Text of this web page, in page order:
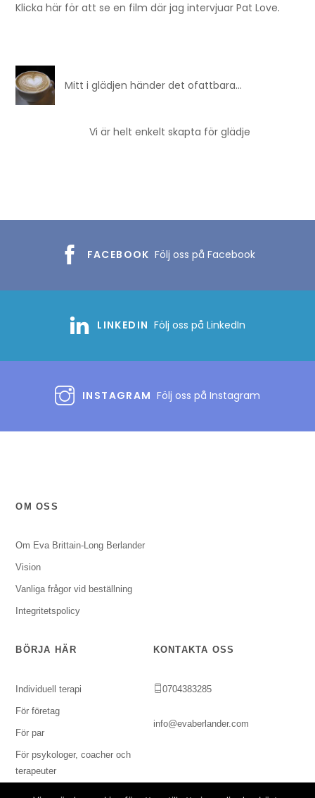
Klicka här för att se en film där jag intervjuar Pat Love.
Mitt i glädjen händer det ofattbara…
Vi är helt enkelt skapta för glädje
FACEBOOK Följ oss på Facebook
LINKEDIN Följ oss på LinkedIn
INSTAGRAM Följ oss på Instagram
OM OSS
Om Eva Brittain-Long Berlander
Vision
Vanliga frågor vid beställning
Integritetspolicy
BÖRJA HÄR
Individuell terapi
För företag
För par
För psykologer, coacher och
terapeuter
KONTAKTA OSS
0704383285
info@evaberlander.com